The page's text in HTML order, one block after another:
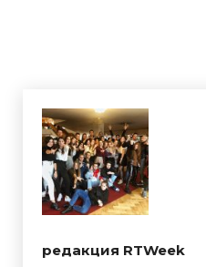
редакция RTWeek